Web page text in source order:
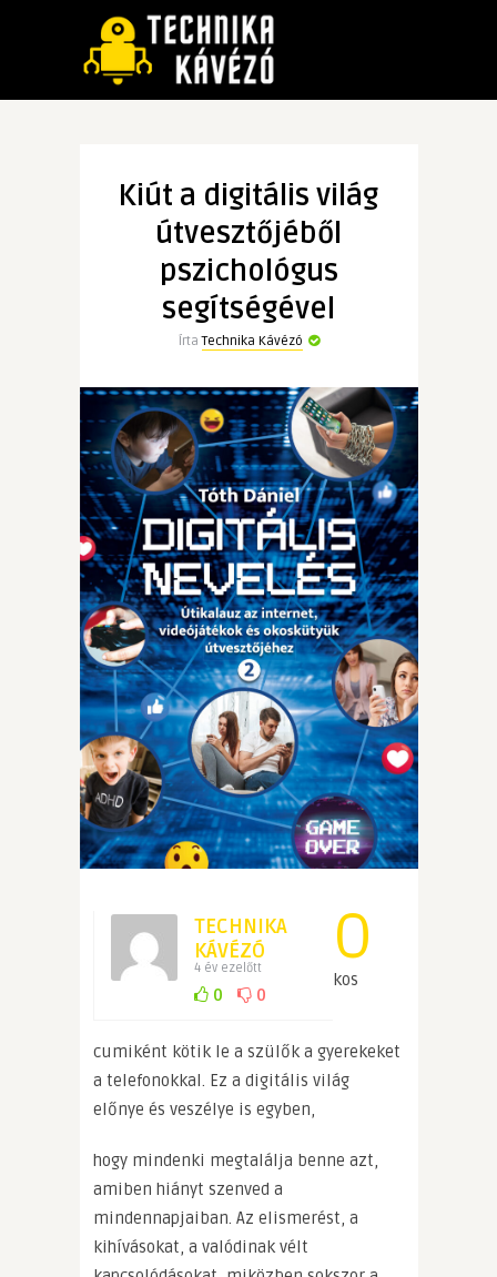
Kiút a digitális világ
útvesztőjéből
pszichológus
segítségével
ÍrtaTechnika Kávézó
TECHNIKA
KÁVÉZÓ
4 év ezelőtt
0 0
O
kos
cumiként kötik le a szülők a gyerekeket
a telefonokkal. Ez a digitális világ
előnye és veszélye is egyben,
hogy mindenki megtalálja benne azt,
amiben hiányt szenved a
mindennapjaiban. Az elismerést, a
kihívásokat, a valódinak vélt